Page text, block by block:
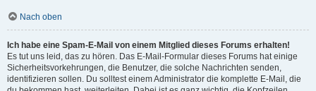
Nach oben
Ich habe eine Spam-E-Mail von einem Mitglied dieses Forums erhalten!
Es tut uns leid, das zu hören. Das E-Mail-Formular dieses Forums hat einige
Sicherheitsvorkehrungen, die Benutzer, die solche Nachrichten senden,
identifizieren sollen. Du solltest einem Administrator die komplette E-Mail, die